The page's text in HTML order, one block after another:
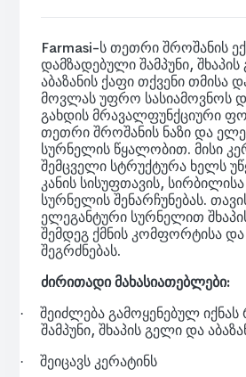
Farmasi-ს თეთრი შროშანის
დამზადებული შამპუნი,
აბაზანის ქაფი თქვენი თმისა
მოვლას უფრო სასიამოვნოს
გახდის მრავალფუნქციური
თეთრი შროშანის ნაზი და
სურნელის წყალობით. მისი
შემცველი სტრუქტურა ხელს
კანის სისუფთავის,
სურნელის შენარჩუნებას.
ელეგანტური სურნელით
შემდეგ ქმნის კომფორტისა
შეგრძნებას.
ძირითადი მახასიათებლები:
·
შეიძლება გამოყენებულ
შამპუნი, შხაპის გელი და
· შეიცავს კერატინს